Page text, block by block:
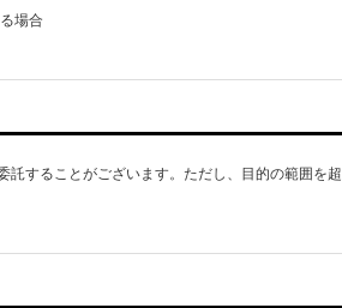
場合
することがございます。ただし、目的の範囲を超